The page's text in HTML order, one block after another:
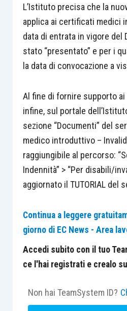
L’Istituto precisa che la
applica ai certificati medici
data di entrata in vigore del
stato “presentato” e per i
la data di convocazione a
Al fine di fornire supporto
infine, sul portale
sezione “Documenti” del
medico introduttivo –
raggiungibile al percorso:
Indennità” > “Per disabili/
aggiornato il TUTORIAL del
Continua a leggere
giorno di EC News - Area
Accedi subito con il tuo
ce l'hai registrati e crealo
Non hai TeamSystem ID?